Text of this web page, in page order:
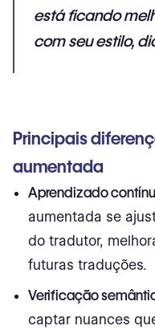
está ficando
com seu estilo,
Principais
aumentada
Aprendizado
aumentada se
do tradutor,
futuras traduções.
Verificação
captar nuances